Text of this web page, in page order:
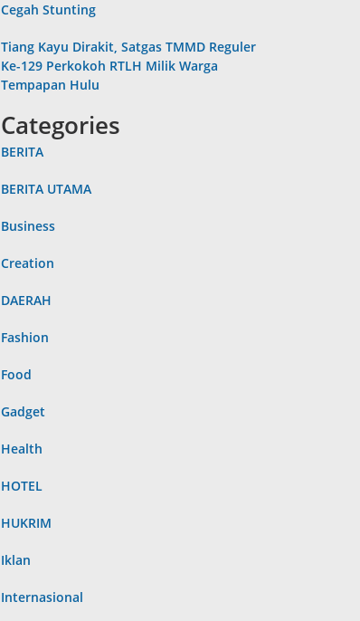
Cegah Stunting
Tiang Kayu Dirakit, Satgas TMMD Reguler
Ke-129 Perkokoh RTLH Milik Warga
Tempapan Hulu
Categories
BERITA
BERITA UTAMA
Business
Creation
DAERAH
Fashion
Food
Gadget
Health
HOTEL
HUKRIM
Iklan
Internasional